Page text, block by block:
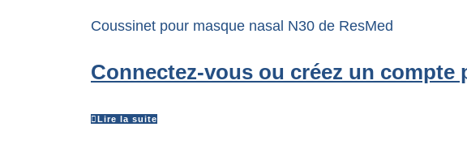
Coussinet pour masque nasal N30 de ResMed
Connectez-vous ou créez un
Lire la suite